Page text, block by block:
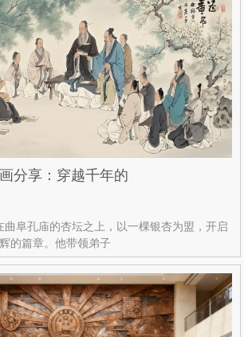
分享：穿越千年的
曲阜孔庙的杏坛之上，以一棵银杏为盟，开启
的篇章。他带领弟子